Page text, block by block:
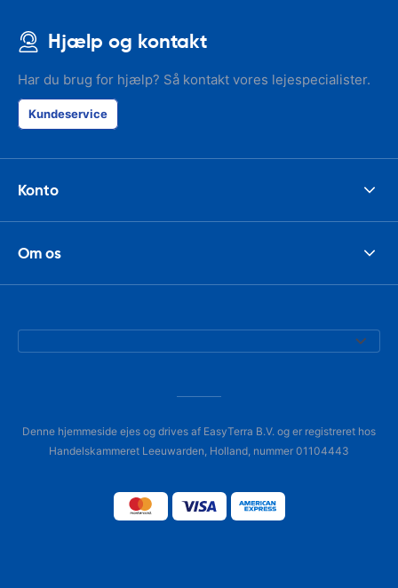
Hjælp og kontakt
Har du brug for hjælp? Så kontakt vores lejespecialister.
Kundeservice
Konto
Om os
Denne hjemmeside ejes og drives af EasyTerra B.V. og er registreret hos
Handelskammeret Leeuwarden, Holland, nummer 01104443